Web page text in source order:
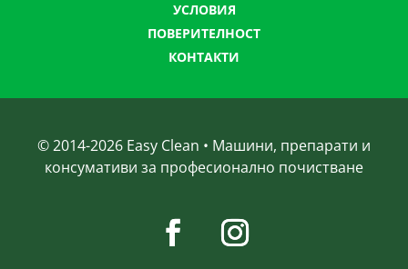
УСЛОВИЯ
ПОВЕРИТЕЛНОСТ
КОНТАКТИ
© 2014-2026 Easy Clean • Машини, препарати и
консумативи за професионално почистване